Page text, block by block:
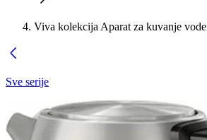
Viva kolekcija Aparat za kuvanje vode
Sve serije